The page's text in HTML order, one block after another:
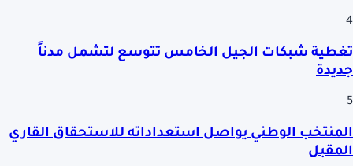
4
تغطية شبكات الجيل الخامس تتوسع لتشمل مدناً
جديدة
5
المنتخب الوطني يواصل استعداداته للاستحقاق القاري
المقبل